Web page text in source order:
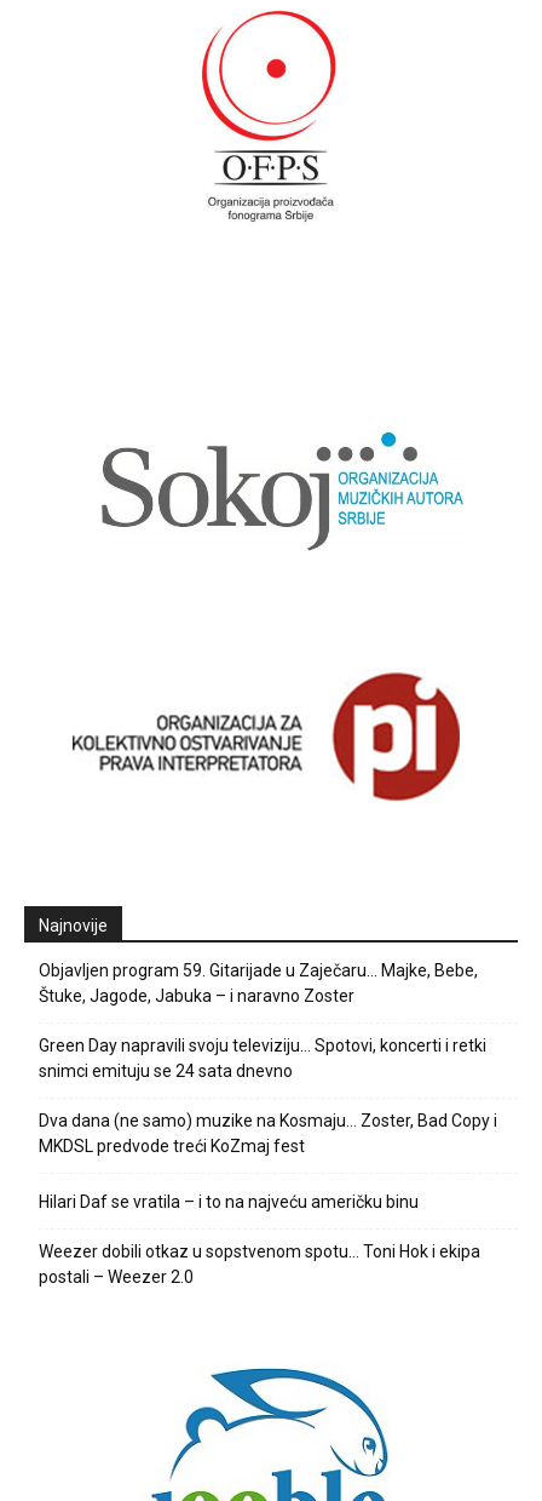
Najnovije
Objavljen program 59. Gitarijade u Zaječaru… Majke, Bebe,
Štuke, Jagode, Jabuka – i naravno Zoster
Green Day napravili svoju televiziju… Spotovi, koncerti i retki
snimci emituju se 24 sata dnevno
Dva dana (ne samo) muzike na Kosmaju… Zoster, Bad Copy i
MKDSL predvode treći KoZmaj fest
Hilari Daf se vratila – i to na najveću američku binu
Weezer dobili otkaz u sopstvenom spotu… Toni Hok i ekipa
postali – Weezer 2.0